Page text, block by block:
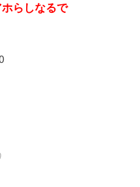
らしなるで